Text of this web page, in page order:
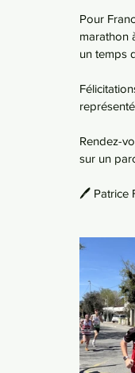
Pour
marathon
un temps
Rendez-
sur un
🖊️ Patrice